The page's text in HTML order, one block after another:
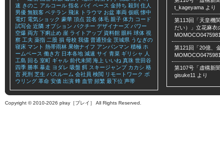
速 きのこ アルコール 指名 パイ ペース 金持ち 殺到 住人
男優 無観客 ベテラン 飛沫 トラウマ お盆 車両 仮眠 懐中
電灯 電気ショック 豪華 頂点 芸名 体毛 親子 体力 コード
試写会 近隣 オプション パクチー デザイナーズ パワー
空爆 両方 下痢止め 崖 ライトアップ 資料館 眼科 球体 視
察 工夫 薬指 二股 損 母校 我儘 普通預金 茨城県 うなぎの
寝床 マント 熱帯雨林 果物ナイフ アンパンマン 積極 ホ
ームベース 働き方 日本各地 減速 サイ 青菜 ギリシャ
人
工島 回る 室町 ギャル 前代未聞 海上 いいね 真珠 世田谷
四季 勝率 暴走 ヨダレ 吸盤 餌 スキージャンプ カカシ 格
言 死刑 芝生 バスルーム 会社員 検閲 リモートワーク ボ
ウリング 革命 安価 出演 蜂 血管 頻繁 最下位 声帯
t_kageyama より
第113回「天皇機
だい）」立花麻衣
第121回「20億、
第107号「虚構新
gisuke11 より
Copyright © 2010-2026 plray［プレイ］ All Rights Reserved.